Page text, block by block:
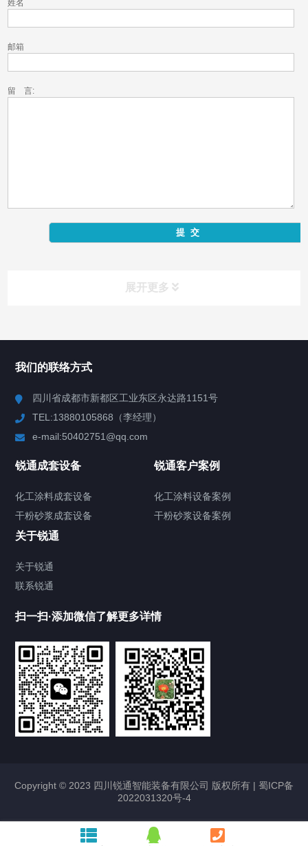
姓名
邮箱
留 言:
展开更多
混合机
输送机
化工涂料设备
其他配套设备
2023/01/08 2230
四川保温砂浆生产线设备案例
我们的联络方式
四川省成都市新都区工业东区永达路1151号
TEL:13880105868（李经理）
e-mail:50402751@qq.com
锐通成套设备
化工涂料成套设备
干粉砂浆成套设备
锐通客户案例
化工涂料设备案例
干粉砂浆设备案例
关于锐通
关于锐通
联系锐通
扫一扫·添加微信了解更多详情
Copyright © 2023 四川锐通智能装备有限公司 版权所有 | 蜀ICP备
2022031320号-4